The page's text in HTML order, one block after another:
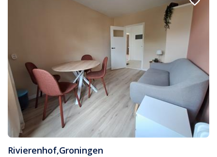
Rivierenhof,Groningen